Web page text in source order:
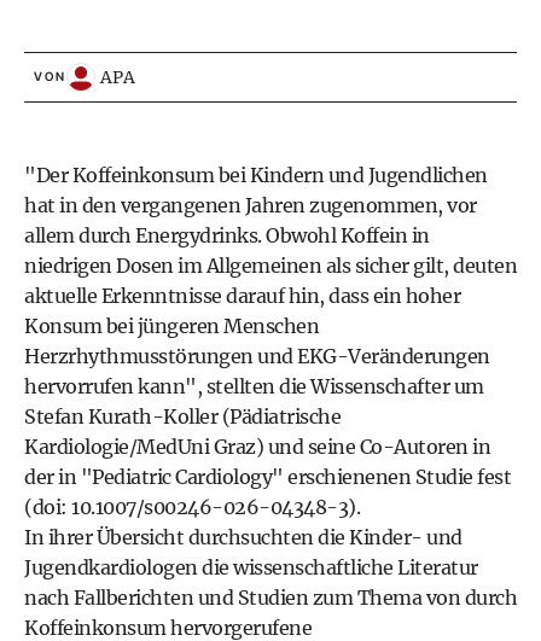
VON APA
"Der Koffeinkonsum bei Kindern und Jugendlichen
hat in den vergangenen Jahren zugenommen, vor
allem durch Energydrinks. Obwohl Koffein in
niedrigen Dosen im Allgemeinen als sicher gilt, deuten
aktuelle Erkenntnisse darauf hin, dass ein hoher
Konsum bei jüngeren Menschen
Herzrhythmusstörungen und EKG-Veränderungen
hervorrufen kann", stellten die Wissenschafter um
Stefan Kurath-Koller (Pädiatrische
Kardiologie/MedUni Graz) und seine Co-Autoren in
der in "Pediatric Cardiology" erschienenen Studie fest
(doi: 10.1007/s00246-026-04348-3).
In ihrer Übersicht durchsuchten die Kinder- und
Jugendkardiologen die wissenschaftliche Literatur
nach Fallberichten und Studien zum Thema von durch
Koffeinkonsum hervorgerufene